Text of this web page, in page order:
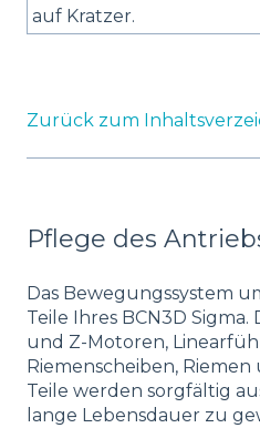
auf Kratzer.
Zurück zum
Pflege des
Das Bewegungssystem
Teile Ihres BCN3D Sigma.
und Z-Motoren,
Riemenscheiben, Riemen
Teile werden sorgfältig
lange Lebensdauer zu